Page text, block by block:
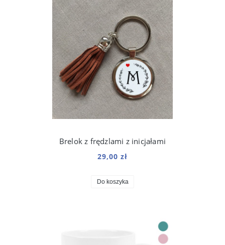
Brelok z frędzlami z inicjałami
29,00 zł
Do koszyka